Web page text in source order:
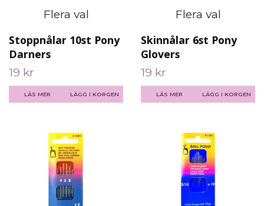
Flera val
Stoppnålar 10st Pony
Darners
19 kr
LÄS MER LÄGG I KORGEN
Flera val
Skinnålar 6st Pony
Glovers
19 kr
LÄS MER LÄGG I KORGEN